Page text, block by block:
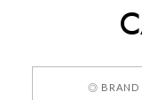
くっそかわいいし、
嬉しいレビ
◎ BRAND